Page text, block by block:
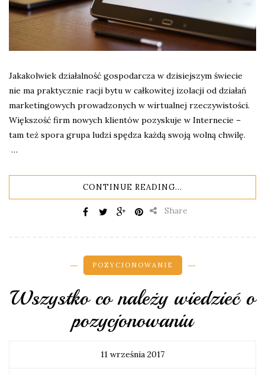
Jakakolwiek działalność gospodarcza w dzisiejszym świecie
nie ma praktycznie racji bytu w całkowitej izolacji od działań
marketingowych prowadzonych w wirtualnej rzeczywistości.
Większość firm nowych klientów pozyskuje w Internecie –
tam też spora grupa ludzi spędza każdą swoją wolną chwilę.
…
CONTINUE READING...
Share
POZYCJONOWANIE
Wszystko co należy wiedzieć o
pozycjonowaniu
11 września 2017